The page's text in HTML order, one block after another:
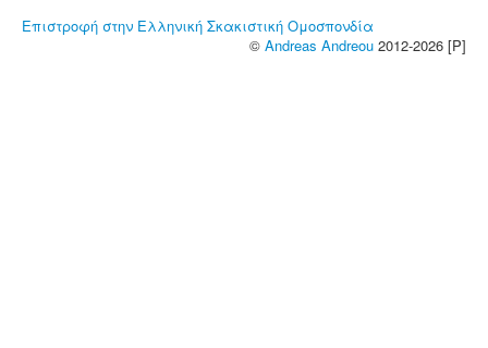
Επιστροφή στην Ελληνική Σκακιστική Ομοσπονδία
© Andreas Andreou 2012-2026 [P]